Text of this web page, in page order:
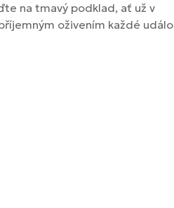
na tmavý podklad, ať už v
oživením každé